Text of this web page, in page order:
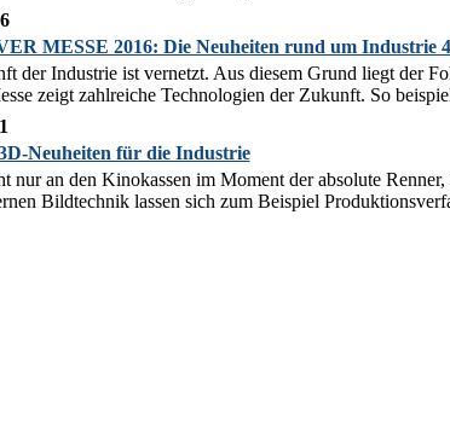
MESSE 2016: Die Neuheiten rund um Industrie
der Industrie ist vernetzt. Aus diesem Grund liegt der
zeigt zahlreiche Technologien der Zukunft. So
Neuheiten für die Industrie
nur an den Kinokassen im Moment der absolute
Bildtechnik lassen sich zum Beispiel